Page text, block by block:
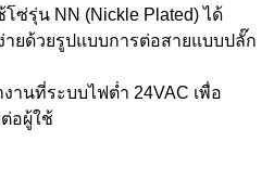
ซ่รุ่น NN (Nickle Plated) ได้
ายด้วยรูปแบบการต่อสายแบบปลั๊ก
านที่ระบบไฟต่ำ 24VAC เพื่อ
อผู้ใช้